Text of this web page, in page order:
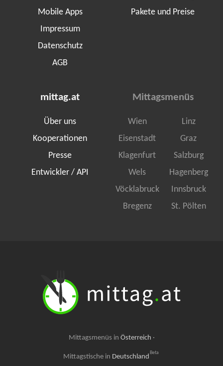
Mobile Apps
Impressum
Datenschutz
AGB
Pakete und Preise
mittag.at
Über uns
Kooperationen
Presse
Entwickler / API
Mittagsmenüs
Wien
Linz
Eisenstadt
Graz
Klagenfurt
Salzburg
Wels
Hagenberg
Vöcklabruck
Innsbruck
Bregenz
St. Pölten
Mittagsmenüs in Österreich ·
Mittagstische in Deutschland Beta